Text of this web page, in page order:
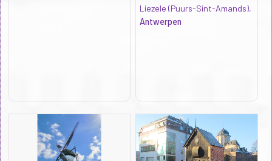
Liezele (Puurs-Sint-Amands),
Antwerpen